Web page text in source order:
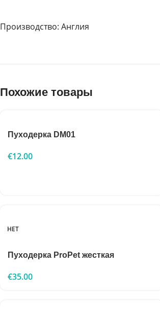
Производство: Англия
Похожие товары
Пуходерка DM01
€12.00
НЕТ
Пуходерка ProPet жесткая
€35.00